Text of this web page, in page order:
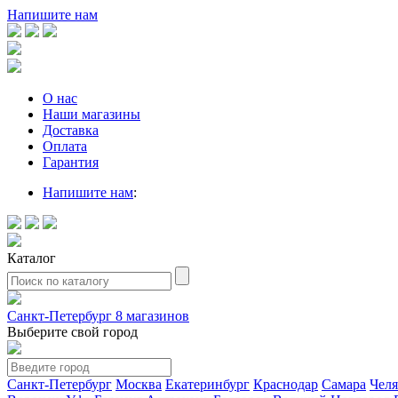
Напишите нам
О нас
Наши магазины
Доставка
Оплата
Гарантия
Напишите нам:
Каталог
Санкт-Петербург 8 магазинов
Выберите свой город
Санкт-Петербург Москва Екатеринбург Краснодар Самара